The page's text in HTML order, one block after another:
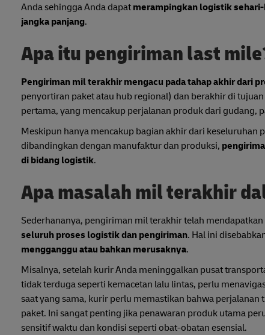
Anda sehingga Anda dapat merampingkan logistik
jangka panjang.
Apa itu pengiriman last
Pengiriman mil terakhir mengacu pada tahap akhir dari
penyortiran paket atau hub regional) dan berakhir di
pertama, yang mencakup perjalanan produk dari gudang,
Meskipun hanya mencakup bagian akhir dari
dibandingkan dengan manufaktur dan produksi,
di bidang logistik.
Apa masalah mil terakhir
Sederhananya, pengiriman mil terakhir telah
seluruh proses logistik dan pengiriman. Hal ini
mengganggu atau bahkan merusaknya.
Misalnya, setelah kurir Anda meninggalkan pusat
tidak terduga seperti kemacetan lalu lintas, perlu
saat yang sama, kurir perlu memastikan bahwa
paket. Ini sangat penting jika penawaran produk utama
sensitif waktu dan kondisi seperti obat-obatan esensial.